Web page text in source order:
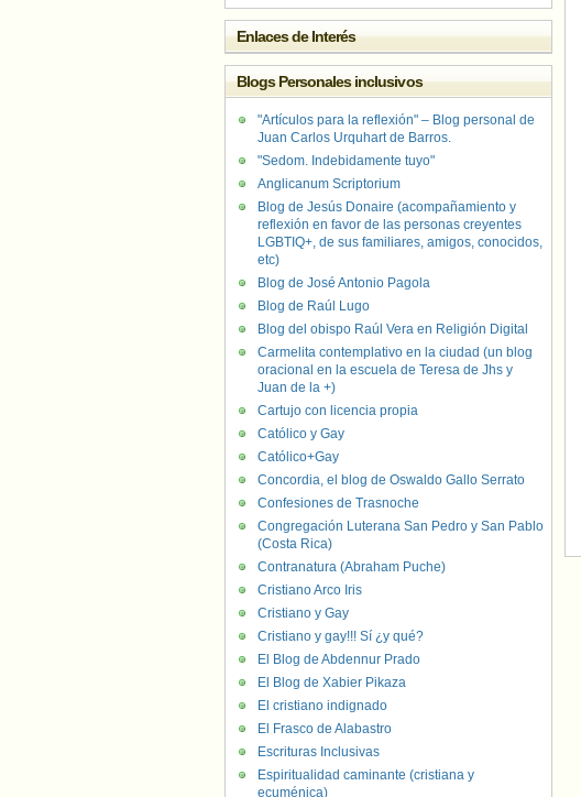
Enlaces de Interés
Blogs Personales inclusivos
"Artículos para la reflexión" – Blog personal de
Juan Carlos Urquhart de Barros.
"Sedom. Indebidamente tuyo"
Anglicanum Scriptorium
Blog de Jesús Donaire (acompañamiento y
reflexión en favor de las personas creyentes
LGBTIQ+, de sus familiares, amigos, conocidos,
etc)
Blog de José Antonio Pagola
Blog de Raúl Lugo
Blog del obispo Raúl Vera en Religión Digital
Carmelita contemplativo en la ciudad (un blog
oracional en la escuela de Teresa de Jhs y
Juan de la +)
Cartujo con licencia propia
Católico y Gay
Católico+Gay
Concordia, el blog de Oswaldo Gallo Serrato
Confesiones de Trasnoche
Congregación Luterana San Pedro y San Pablo
(Costa Rica)
Contranatura (Abraham Puche)
Cristiano Arco Iris
Cristiano y Gay
Cristiano y gay!!! Sí ¿y qué?
El Blog de Abdennur Prado
El Blog de Xabier Pikaza
El cristiano indignado
El Frasco de Alabastro
Escrituras Inclusivas
Espiritualidad caminante (cristiana y
ecuménica)